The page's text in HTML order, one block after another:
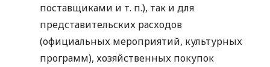
поставщиками и т. п.), так и для
представительских расходов
(официальных мероприятий, культурных
программ), хозяйственных покупок